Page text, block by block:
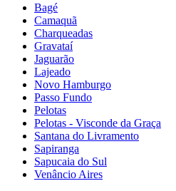
Bagé
Camaquã
Charqueadas
Gravataí
Jaguarão
Lajeado
Novo Hamburgo
Passo Fundo
Pelotas
Pelotas - Visconde da Graça
Santana do Livramento
Sapiranga
Sapucaia do Sul
Venâncio Aires